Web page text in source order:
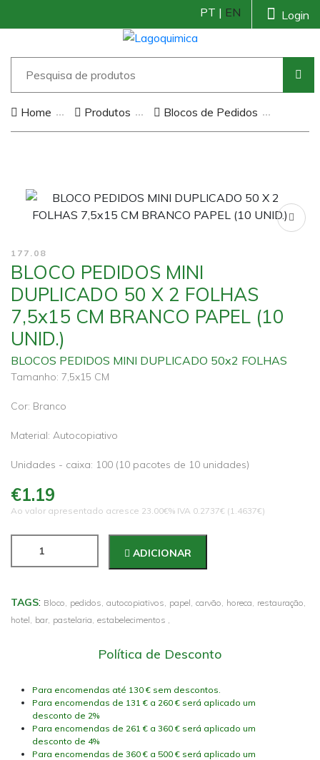
Login
PT | EN
Home Produtos Blocos de Pedidos
177.08
BLOCO PEDIDOS MINI
DUPLICADO 50 X 2 FOLHAS
7,5x15 CM BRANCO PAPEL (10
UNID.)
BLOCOS PEDIDOS MINI DUPLICADO 50x2 FOLHAS
Tamanho: 7,5x15 CM
Cor: Branco
Material: Autocopiativo
Unidades - caixa: 100 (10 pacotes de 10 unidades)
€1.19
Ao valor apresentado acresce 23.00€% IVA 0.2737€ (1.4637€)
ADICIONAR
TAGS: Bloco, pedidos, autocopiativos, papel, carvão, horeca, restauração,
hotel, bar, pastelaria, estabelecimentos ,
Política de Desconto
Para encomendas até 130 € sem descontos.
Para encomendas de 131 € a 260 € será aplicado um
desconto de 2%
Para encomendas de 261 € a 360 € será aplicado um
desconto de 4%
Para encomendas de 360 € a 500 € será aplicado um